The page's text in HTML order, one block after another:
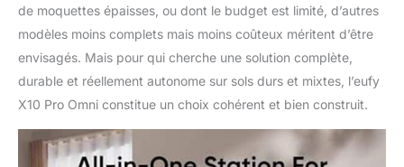
de moquettes épaisses, ou dont le budget est limité, d’autres
modèles moins complets mais moins coûteux méritent d’être
envisagés. Mais pour qui cherche une solution complète,
durable et réellement autonome sur sols durs et mixtes, l’eufy
X10 Pro Omni constitue un choix cohérent et bien construit.